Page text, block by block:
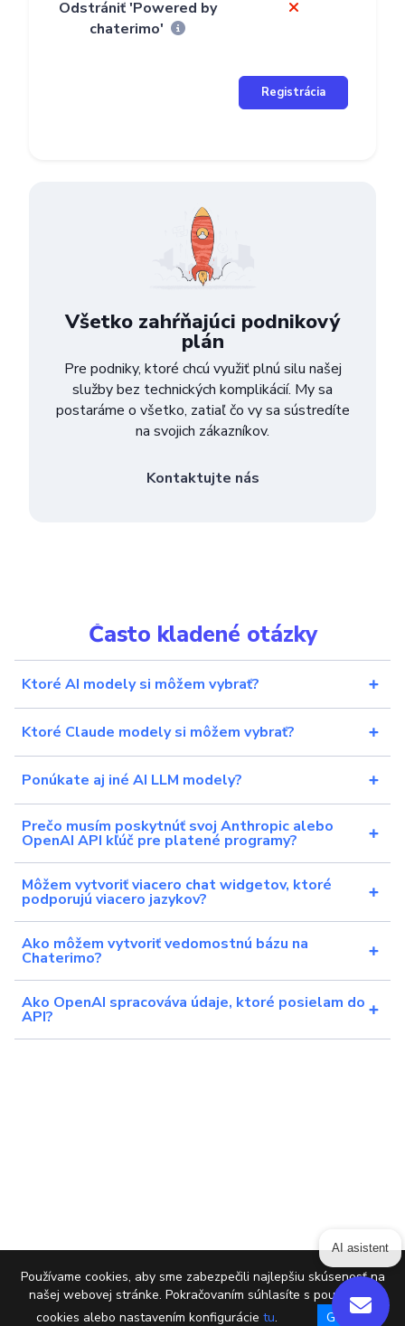
Používame cookies, aby sme zabezpečili najlepšiu skúsenosť na
našej webovej stránke. Pokračovaním súhlasíte s používaním
cookies alebo nastavením konfigurácie tu. Got it!
Odstrániť 'Powered by
chaterimo'
Registrácia
Všetko zahŕňajúci podnikový
plán
Pre podniky, ktoré chcú využiť plnú silu našej
služby bez technických komplikácií. My sa
postaráme o všetko, zatiaľ čo vy sa sústredíte
na svojich zákazníkov.
Kontaktujte nás
Často kladené otázky
Ktoré AI modely si môžem vybrať?
Ktoré Claude modely si môžem vybrať?
Ponúkate aj iné AI LLM modely?
Prečo musím poskytnúť svoj Anthropic alebo
OpenAI API kľúč pre platené programy?
Môžem vytvoriť viacero chat widgetov, ktoré
podporujú viacero jazykov?
Ako môžem vytvoriť vedomostnú bázu na
Chaterimo?
Ako OpenAI spracováva údaje, ktoré posielam do
API?
AI asistent
Powered by chaterimo